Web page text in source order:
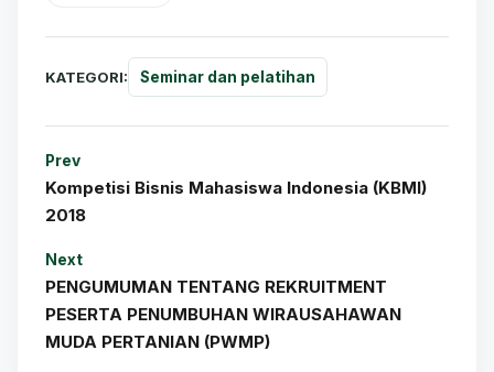
KATEGORI: Seminar dan pelatihan
Prev
Kompetisi Bisnis Mahasiswa Indonesia (KBMI)
2018
Next
PENGUMUMAN TENTANG REKRUITMENT
PESERTA PENUMBUHAN WIRAUSAHAWAN
MUDA PERTANIAN (PWMP)